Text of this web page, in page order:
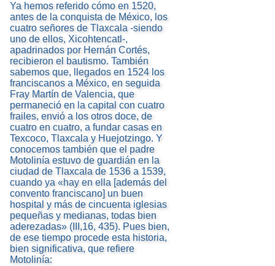
Ya hemos referido cómo en 1520,
antes de la conquista de México, los
cuatro señores de Tlaxcala -siendo
uno de ellos, Xicohtencatl-,
apadrinados por Hernán Cortés,
recibieron el bautismo. También
sabemos que, llegados en 1524 los
franciscanos a México, en seguida
Fray Martín de Valencia, que
permaneció en la capital con cuatro
frailes, envió a los otros doce, de
cuatro en cuatro, a fundar casas en
Texcoco, Tlaxcala y Huejotzingo. Y
conocemos también que el padre
Motolinía estuvo de guardián en la
ciudad de Tlaxcala de 1536 a 1539,
cuando ya «hay en ella [además del
convento franciscano] un buen
hospital y más de cincuenta iglesias
pequeñas y medianas, todas bien
aderezadas» (III,16, 435). Pues bien,
de ese tiempo procede esta historia,
bien significativa, que refiere
Motolinía: